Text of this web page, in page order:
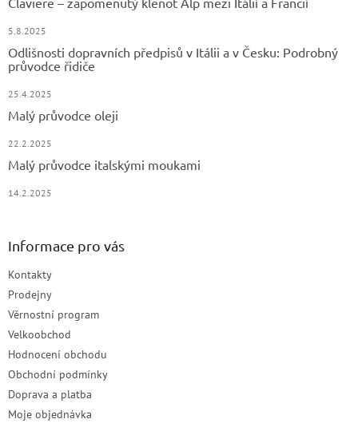
5.8.2025
Odlišnosti dopravních předpisů v Itálii a v Česku: Podrobný
průvodce řidiče
25.4.2025
Malý průvodce oleji
22.2.2025
Malý průvodce italskými moukami
14.2.2025
Informace pro vás
Kontakty
Prodejny
Věrnostní program
Velkoobchod
Hodnocení obchodu
Obchodní podmínky
Doprava a platba
Moje objednávka